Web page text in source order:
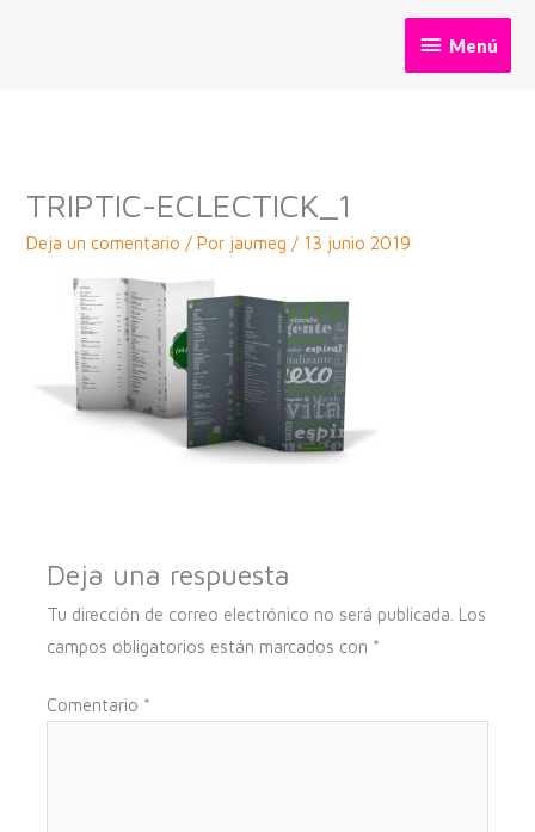
Menú
Menú
TRIPTIC-ECLECTICK_1
Deja un comentario / Por jaumeg / 13 junio 2019
Deja una respuesta
Tu dirección de correo electrónico no será publicada. Los
campos obligatorios están marcados con *
Comentario *